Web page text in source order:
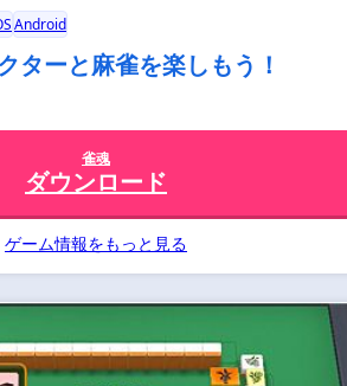
Android
ターと麻雀を楽しもう！
雀魂
ダウンロード
ゲーム情報をもっと見る